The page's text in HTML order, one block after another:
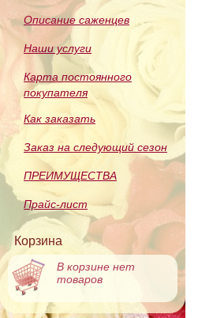
Описание саженцев
Наши услуги
Карта постоянного
покупателя
Как заказать
Заказ на следующий сезон
ПРЕИМУЩЕСТВА
Прайс-лист
Корзина
В корзине нет
товаров